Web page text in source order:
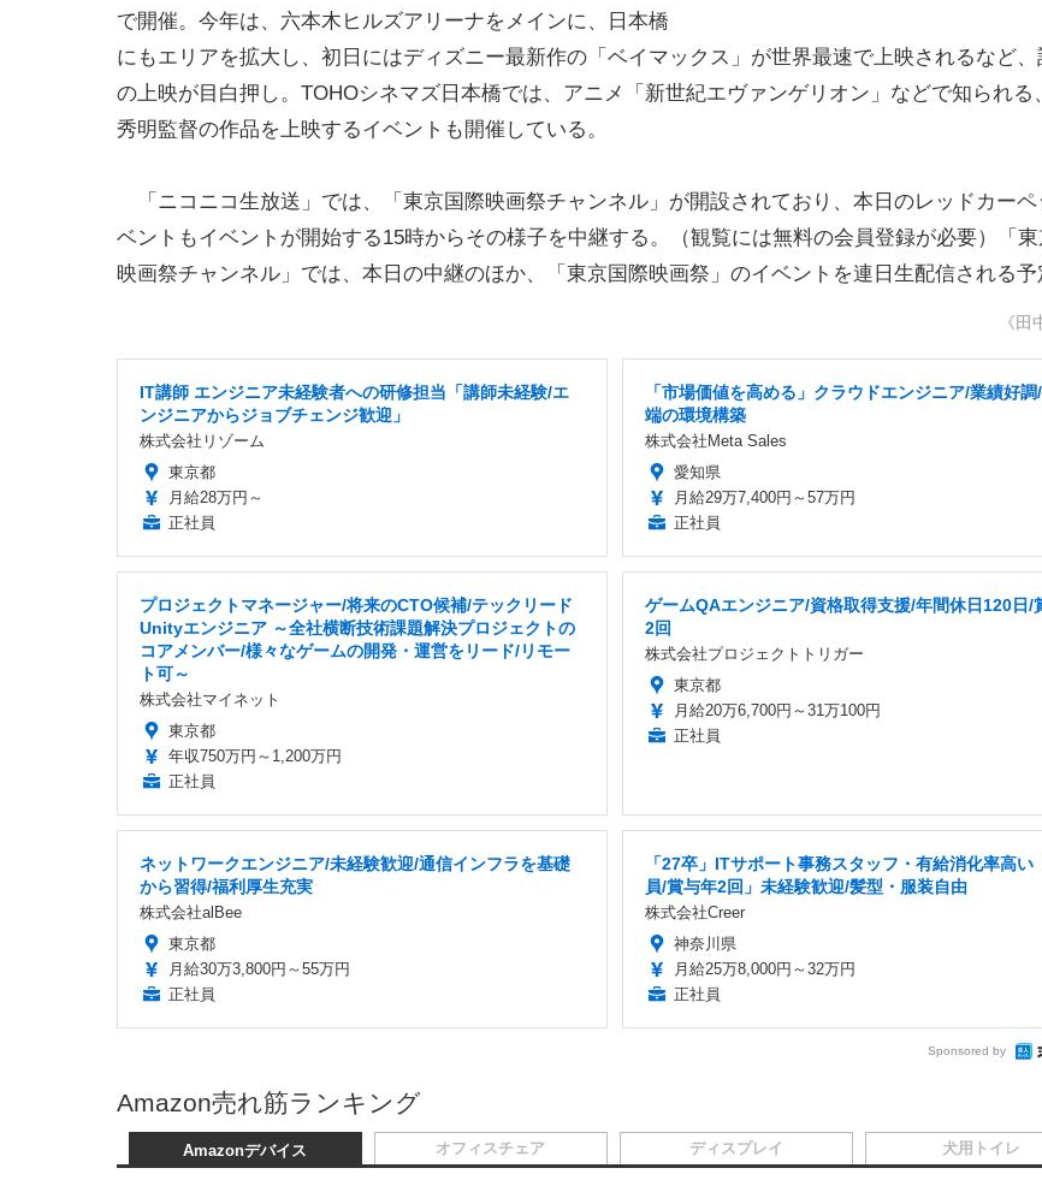
で開催。今年は、六本木ヒルズアリーナをメインに、日本橋
にもエリアを拡大し、初日にはディズニー最新作の「ベイマックス」が世界最速で上映されるなど
の上映が目白押し。TOHOシネマズ日本橋では、アニメ「新世紀エヴァンゲリオン」などで知られる
秀明監督の作品を上映するイベントも開催している。
「ニコニコ生放送」では、「東京国際映画祭チャンネル」が開設されており、本日のレッドカーペ
ベントもイベントが開始する15時からその様子を中継する。（観覧には無料の会員登録が必要）「
映画祭チャンネル」では、本日の中継のほか、「東京国際映画祭」のイベントを連日生配信される予
《田
IT講師 エンジニア未経験者への研修担当「講師未経験/エ
ンジニアからジョブチェンジ歓迎」
株式会社リゾーム
東京都
月給28万円～
正社員
「市場価値を高める」クラウドエンジニア/業績好調
端の環境構築
株式会社Meta Sales
愛知県
月給29万7,400円～57万円
正社員
プロジェクトマネージャー/将来のCTO候補/テックリード
Unityエンジニア ～全社横断技術課題解決プロジェクトの
コアメンバー/様々なゲームの開発・運営をリード/リモー
ト可～
株式会社マイネット
東京都
年収750万円～1,200万円
正社員
ゲームQAエンジニア/資格取得支援/年間休日120日/
2回
株式会社プロジェクトトリガー
東京都
月給20万6,700円～31万100円
正社員
ネットワークエンジニア/未経験歓迎/通信インフラを基礎
から習得/福利厚生充実
株式会社alBee
東京都
月給30万3,800円～55万円
正社員
「27卒」ITサポート事務スタッフ・有給消化率高い
員/賞与年2回」未経験歓迎/髪型・服装自由
株式会社Creer
神奈川県
月給25万8,000円～32万円
正社員
Sponsored by
Amazon売れ筋ランキング
Amazonデバイス オフィスチェア ディスプレイ 犬用トイレ